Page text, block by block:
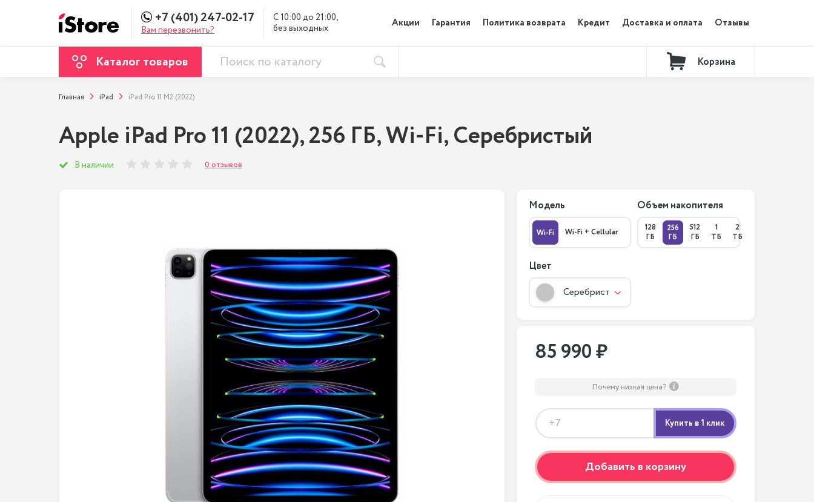
+7 (401) 247-02-17
Вам перезвонить?
С 10:00 до 21:00,
без выходных
Акции Гарантия Политика возврата Кредит Доставка и оплата Отзывы
Контакты
Каталог товаров Корзина
Главная iPad iPad Pro 11 M2 (2022)
Apple iPad Pro 11 (2022), 256 ГБ, Wi-Fi, Cеребристый
В наличии 0 отзывов
Модель
Wi-Fi Wi-Fi + Cellular
Объем накопителя
128
ГБ
256
ГБ
512
ГБ
1
ТБ
2
ТБ
Цвет
Серебристый
85 990 ₽
Почему низкая цена?
Добавить в корзину